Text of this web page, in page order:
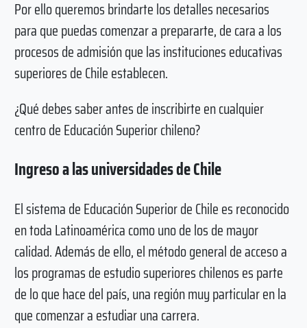
Por ello queremos brindarte los detalles necesarios
para que puedas comenzar a prepararte, de cara a los
procesos de admisión que las instituciones educativas
superiores de Chile establecen.
¿Qué debes saber antes de inscribirte en cualquier
centro de Educación Superior chileno?
Ingreso a las universidades de Chile
El sistema de Educación Superior de Chile es reconocido
en toda Latinoamérica como uno de los de mayor
calidad. Además de ello, el método general de acceso a
los programas de estudio superiores chilenos es parte
de lo que hace del país, una región muy particular en la
que comenzar a estudiar una carrera.